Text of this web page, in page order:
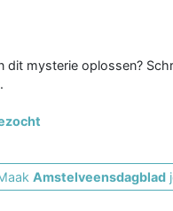
dit mysterie oplossen?
Amstelveensdagblad